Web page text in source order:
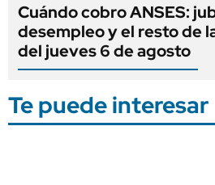
Cuándo cobro ANSES:
desempleo y el resto de
del jueves 6 de agosto
Te puede interesar